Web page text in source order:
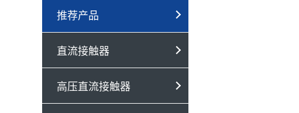
推荐产品
直流接触器
高压直流接触器